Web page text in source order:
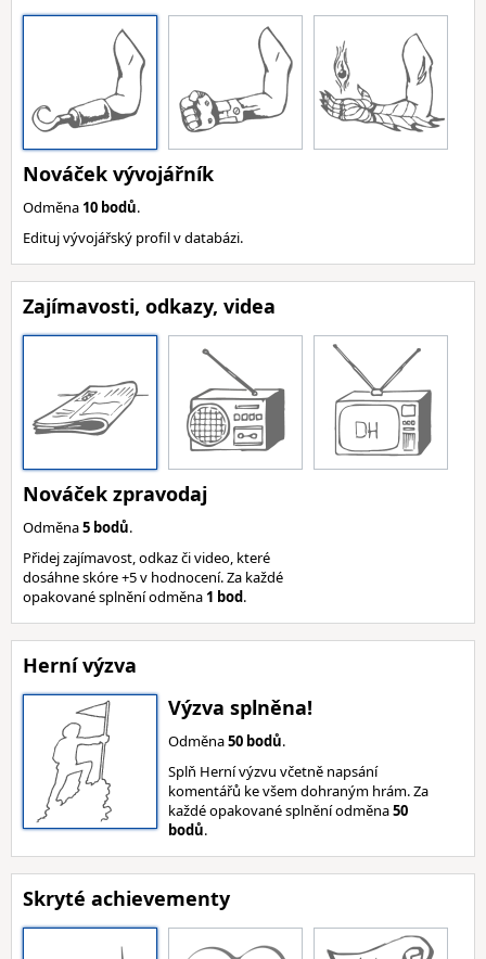
Nováček vývojářník
Odměna 10 bodů.
Edituj vývojářský profil v databázi.
Zajímavosti, odkazy, videa
Nováček zpravodaj
Odměna5 bodů.
Přidej zajímavost, odkaz či video, které
dosáhne skóre +5 v hodnocení. Za každé
opakované splnění odměna 1 bod.
Herní výzva
Výzva splněna!
Odměna50 bodů.
Splň Herní výzvu včetně napsání
komentářů ke všem dohraným hrám. Za
každé opakované splnění odměna50
bodů.
Skryté achievementy